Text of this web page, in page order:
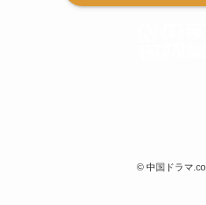
©中国ドラマ